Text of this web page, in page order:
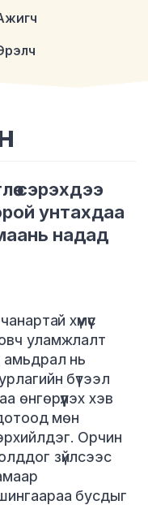
сэрэхдээ
унтахдаа
надад
хүмүүс
уламжлалт
амьдрал нь
бүтээл
хэв
мөн
Орчин
зүйлсээс
бусдыг